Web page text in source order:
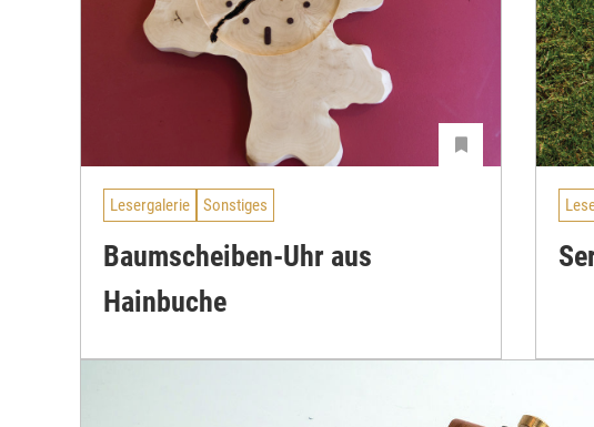
Lesergalerie Sonstiges
Baumscheiben-Uhr aus
Hainbuche